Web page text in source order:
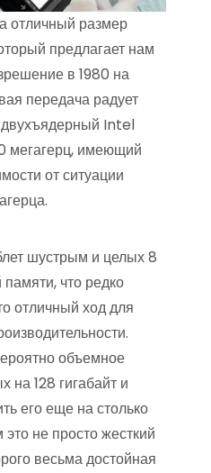
отличный размер
предлагает нам
в 1980 на
передача радует
двухъядерный Intel
имеющий
от ситуации
шустрым и целых 8
памяти, что редко
отличный ход для
объемное
128 гигабайт и
его еще на столько
не просто жесткий
весьма достойная